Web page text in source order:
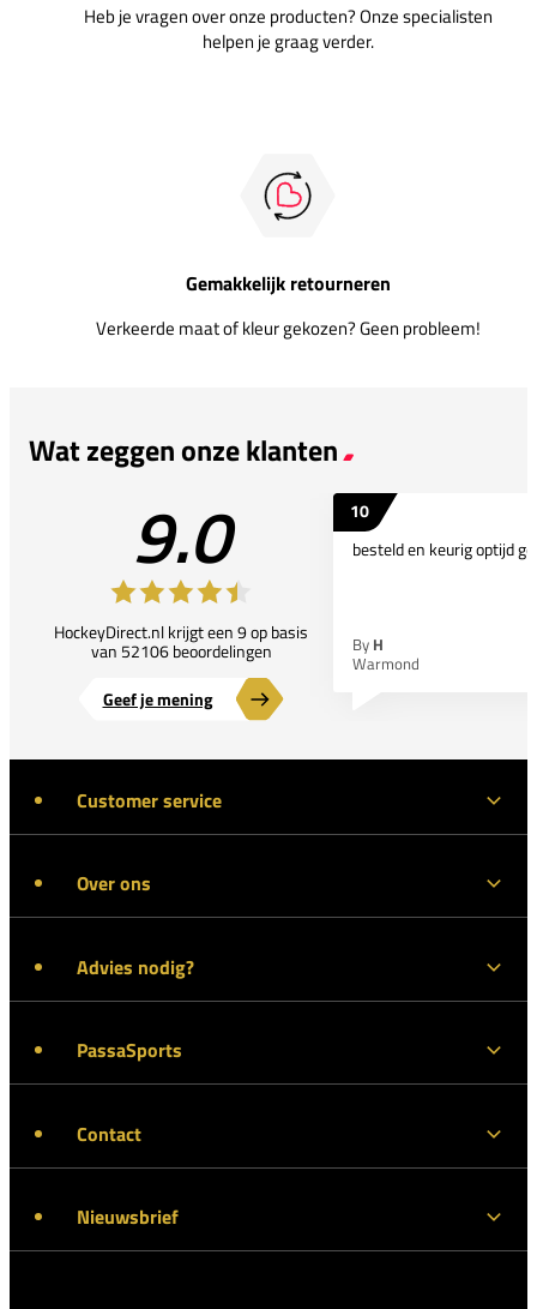
Heb je vragen over onze producten? Onze specialisten
helpen je graag verder.
Gemakkelijk retourneren
Verkeerde maat of kleur gekozen? Geen probleem!
Wat zeggen onze klanten
9.0
HockeyDirect.nl krijgt een 9 op basis
van 52106 beoordelingen
Geef je mening
10
besteld en keurig optijd
By H
Warmond
Customer service
Over ons
Advies nodig?
PassaSports
Contact
Nieuwsbrief